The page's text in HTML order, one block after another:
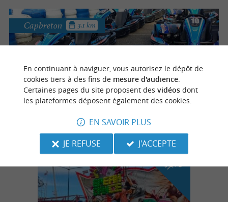
Karting du Gaillou
Faire du karting à Capbreton
Capbreton 3.1 km
n
o
t
r
e
c
o
u
p
d
e
c
o
e
u
r
En continuant à naviguer, vous autorisez le dépôt de
cookies tiers à des fins de mesure d'audience.
Certaines pages du site proposent des vidéosdont
les plateformes déposent également des cookies.
EN SAVOIR PLUS
JE REFUSE
J'ACCEPTE